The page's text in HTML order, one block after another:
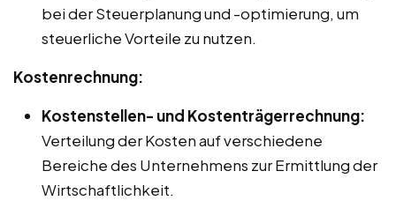
bei der Steuerplanung und -optimierung, um
steuerliche Vorteile zu nutzen.
Kostenrechnung:
Kostenstellen- und Kostenträgerrechnung:
Verteilung der Kosten auf verschiedene
Bereiche des Unternehmens zur Ermittlung der
Wirtschaftlichkeit.